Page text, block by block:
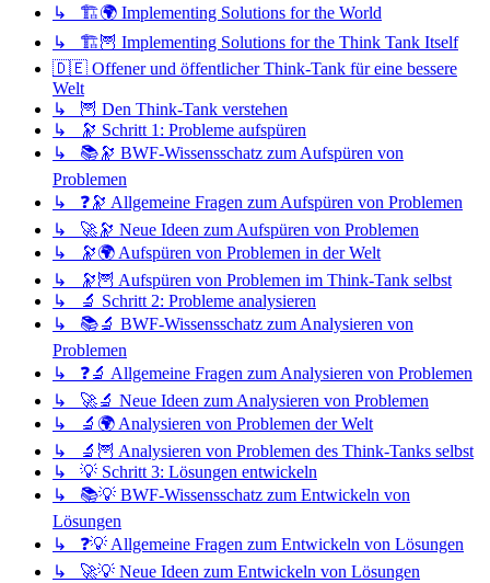
↳ 🏗️🌍 Implementing Solutions for the World
↳ 🏗️🦉 Implementing Solutions for the Think Tank Itself
🇩🇪 Offener und öffentlicher Think-Tank für eine bessere
Welt
↳ 🦉 Den Think-Tank verstehen
↳ 🔭 Schritt 1: Probleme aufspüren
↳ 📚🔭 BWF-Wissensschatz zum Aufspüren von
Problemen
↳ ❓🔭 Allgemeine Fragen zum Aufspüren von Problemen
↳ 🚀🔭 Neue Ideen zum Aufspüren von Problemen
↳ 🔭🌍 Aufspüren von Problemen in der Welt
↳ 🔭🦉 Aufspüren von Problemen im Think-Tank selbst
↳ 🔬 Schritt 2: Probleme analysieren
↳ 📚🔬 BWF-Wissensschatz zum Analysieren von
Problemen
↳ ❓🔬 Allgemeine Fragen zum Analysieren von Problemen
↳ 🚀🔬 Neue Ideen zum Analysieren von Problemen
↳ 🔬🌍 Analysieren von Problemen der Welt
↳ 🔬🦉 Analysieren von Problemen des Think-Tanks selbst
↳ 💡 Schritt 3: Lösungen entwickeln
↳ 📚💡 BWF-Wissensschatz zum Entwickeln von
Lösungen
↳ ❓💡 Allgemeine Fragen zum Entwickeln von Lösungen
↳ 🚀💡 Neue Ideen zum Entwickeln von Lösungen